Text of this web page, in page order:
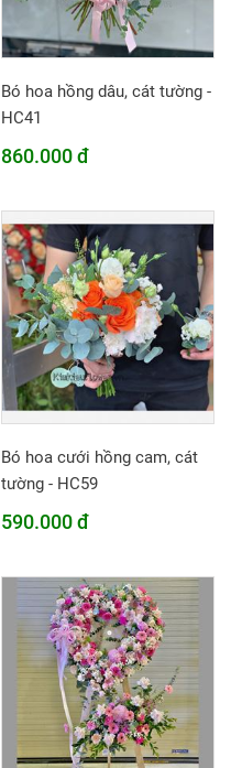
Bó hoa hồng dâu, cát tường -
HC41
860.000 đ
Bó hoa cưới hồng cam, cát
tường - HC59
590.000 đ